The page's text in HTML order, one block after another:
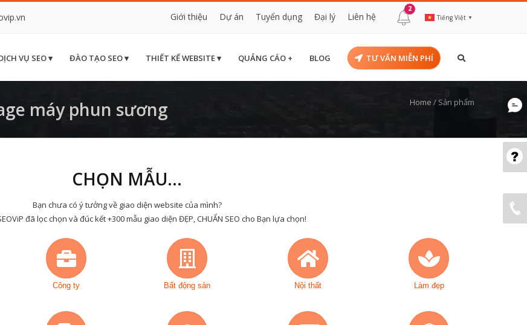
Giới thiệu Dự án Tuyển dụng Đại lý Liên hệ
2
Tiếng Việt ▼
VỤ SEO ▾ ĐÀO TẠO SEO ▾ THIẾT KẾ WEBSITE ▾ QUẢNG CÁO + BLOG TƯ VẤN MIỄN PHÍ
máy phun sương Home / Sản phẩm
CHỌN MẪU...
Bạn chưa có ý tưởng về giao diện website của mình?
đã lọc chọn và đúc kết +300 mẫu giao diện ĐẸP, CHUẨN SEO cho Bạn lựa chọn!
Công ty Bất động sản Nội thất Làm đẹp